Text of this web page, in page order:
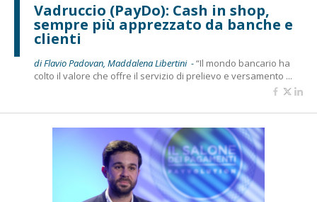
Vadruccio (PayDo): Cash in shop,
sempre più apprezzato da banche e
clienti
di Flavio Padovan, Maddalena Libertini -“Il mondo bancario ha
colto il valore che offre il servizio di prelievo e versamento ...